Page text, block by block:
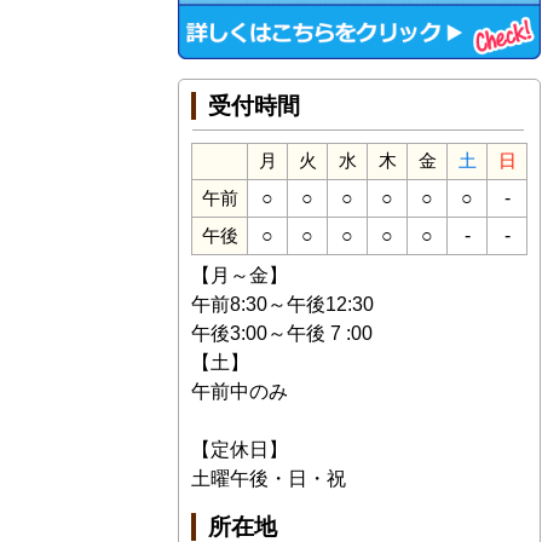
受付時間
月 火 水 木 金 土
日
午前
○ ○ ○ ○ ○ ○ -
午後 ○ ○ ○ ○ ○ -
-
【月～金】
午前8:30～午後12:30
午後3:00～午後 7 :00
【土】
午前中のみ
【定休日】
土曜午後・日・祝
所在地